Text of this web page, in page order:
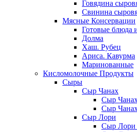
Говядина
Свинина
Мясные Консервации
Готовые блюда
Долма
Хаш. Рубец
Ариса. Кавурма
Маринованные
Кисломолочные Продукты
Сыры
Сыр Чанах
Сыр
Сыр
Сыр Лори
Сыр